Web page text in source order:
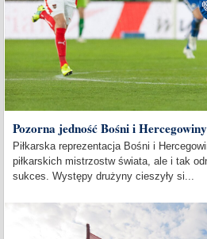
Pozorna jedność Bośni i Hercegowiny
Piłkarska reprezentacja Bośni i
piłkarskich mistrzostw świata, ale i tak
sukces. Występy drużyny cieszyły si...